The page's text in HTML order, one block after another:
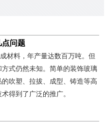
点问题
材料，年产量达数百万吨。但
式仍然未知。简单的装饰玻璃
吹塑、拉拔、成型、铸造等高
得到了广泛的推广。